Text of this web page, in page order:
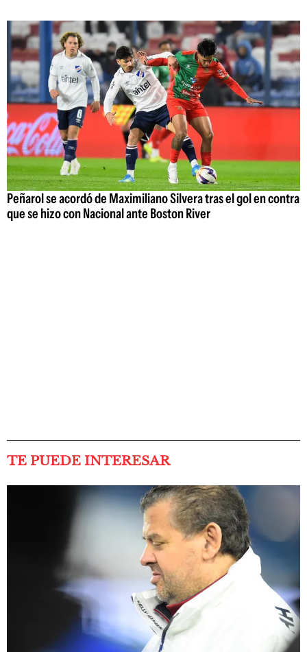
Peñarol se acordó de Maximiliano Silvera tras el gol en contra
que se hizo con Nacional ante Boston River
TE PUEDE INTERESAR